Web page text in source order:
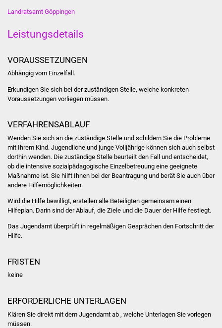
Ortsentwicklung
Bürger & Service
Was erledige ich wo
Dienstleistungen
Lebenslagen
Formulare
Schulen
Kindergärten
Landratsamt Göppingen
Leistungsdetails
VORAUSSETZUNGEN
Abhängig vom Einzelfall.
Erkundigen Sie sich bei der zuständigen Stelle, welche konkreten
Voraussetzungen vorliegen müssen.
VERFAHRENSABLAUF
Wenden Sie sich an die zuständige Stelle und schildern Sie die Probleme
mit Ihrem Kind. Jugendliche und junge Volljährige können sich auch selbst
dorthin wenden. Die zuständige Stelle beurteilt den Fall und entscheidet,
ob die intensive sozialpädagogische Einzelbetreuung eine geeignete
Maßnahme ist. Sie hilft Ihnen bei der Beantragung und berät Sie auch über
andere Hilfemöglichkeiten.
Wird die Hilfe bewilligt, erstellen alle Beteiligten gemeinsam einen
Hilfeplan. Darin sind der Ablauf, die Ziele und die Dauer der Hilfe festlegt.
Das Jugendamt überprüft in regelmäßigen Gesprächen den Fortschritt der
Hilfe.
FRISTEN
keine
ERFORDERLICHE UNTERLAGEN
Klären Sie direkt mit dem Jugendamt ab , welche Unterlagen Sie vorlegen
müssen.